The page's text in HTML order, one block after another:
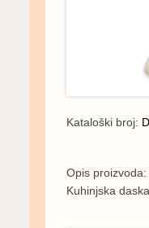
Kataloški broj:
Opis proizvoda:
Kuhinjska